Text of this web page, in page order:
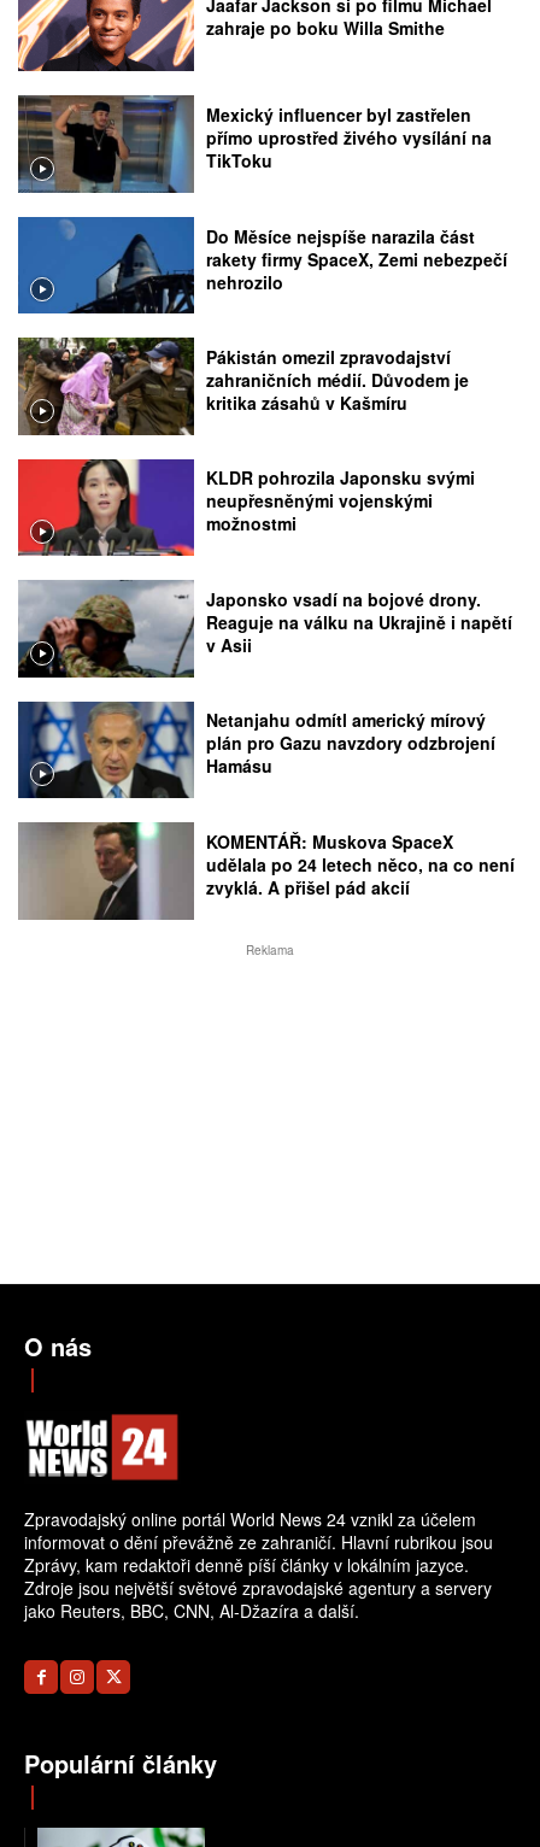
Jaafar Jackson si po filmu Michael
zahraje po boku Willa Smithe
Mexický influencer byl zastřelen
přímo uprostřed živého vysílání na
TikToku
Do Měsíce nejspíše narazila část
rakety firmy SpaceX, Zemi nebezpečí
nehrozilo
Pákistán omezil zpravodajství
zahraničních médií. Důvodem je
kritika zásahů v Kašmíru
KLDR pohrozila Japonsku svými
neupřesněnými vojenskými
možnostmi
Japonsko vsadí na bojové drony.
Reaguje na válku na Ukrajině i napětí
v Asii
Netanjahu odmítl americký mírový
plán pro Gazu navzdory odzbrojení
Hamásu
KOMENTÁŘ: Muskova SpaceX
udělala po 24 letech něco, na co není
zvyklá. A přišel pád akcií
Reklama
O nás
Zpravodajský online portál World News 24 vznikl za účelem
informovat o dění převážně ze zahraničí. Hlavní rubrikou jsou
Zprávy, kam redaktoři denně píší články v lokálním jazyce.
Zdroje jsou největší světové zpravodajské agentury a servery
jako Reuters, BBC, CNN, Al-Džazíra a další.
Populární články